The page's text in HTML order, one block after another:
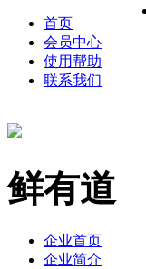
首页
会员中心
使用帮助
联系我们
鲜有道
企业首页
企业简介